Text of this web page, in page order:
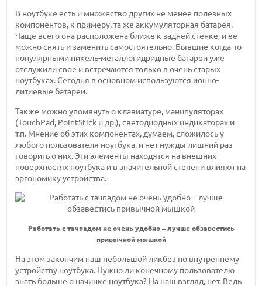
В ноутбуке есть и множество других не менее полезных
компонентов, к примеру, та же аккумуляторная батарея.
Чаще всего она расположена ближе к задней стенке, и ее
можно снять и заменить самостоятельно. Бывшие когда-то
популярными никель-металлогидридные батареи уже
отслужили свое и встречаются только в очень старых
ноутбуках. Сегодня в основном используются ионно-
литиевые батареи.
Также можно упомянуть о клавиатуре, манипуляторах
(TouchPad, PointStick и др.), светодиодных индикаторах и
т.п. Мнение об этих компонентах, думаем, сложилось у
любого пользователя ноутбука, и нет нужды лишний раз
говорить о них. Эти элементы находятся на внешних
поверхностях ноутбука и в значительной степени влияют на
эргономику устройства.
Работать с тачпадом не очень удобно – лучше обзавестись
привычной мышкой
На этом закончим наш небольшой ликбез по внутреннему
устройству ноутбука. Нужно ли конечному пользователю
знать больше о начинке ноутбука? На наш взгляд, нет. Ведь